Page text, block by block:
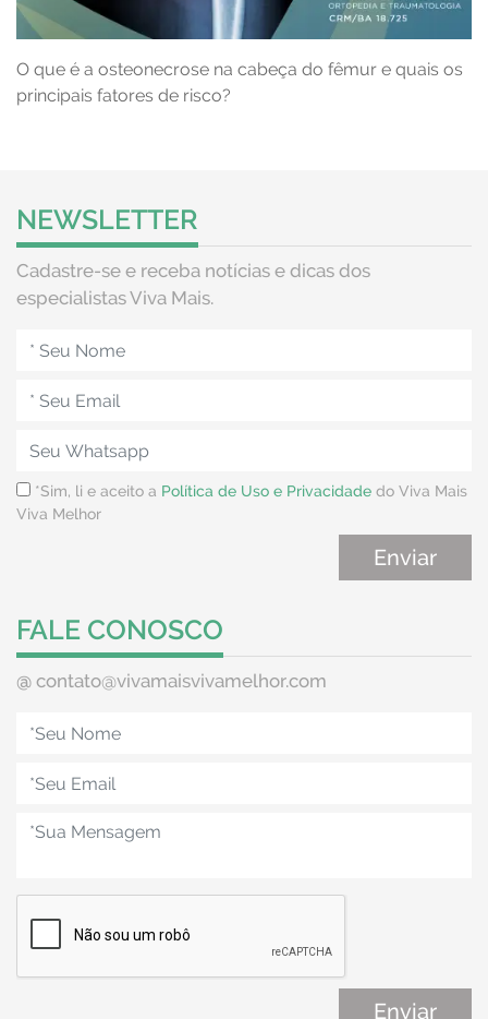
O que é a osteonecrose na cabeça do fêmur e quais os
principais fatores de risco?
NEWSLETTER
Cadastre-se e receba notícias e dicas dos
especialistas Viva Mais.
*Sim, li e aceito a Política de Uso e Privacidade do Viva Mais
Viva Melhor
FALE CONOSCO
@ contato@vivamaisvivamelhor.com